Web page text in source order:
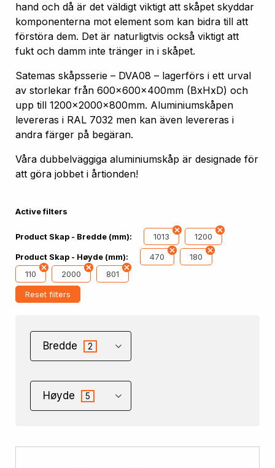
hand och då är det väldigt viktigt att skåpet skyddar
komponenterna mot element som kan bidra till att
förstöra dem. Det är naturligtvis också viktigt att
fukt och damm inte tränger in i skåpet.
Satemas skåpsserie – DVA08 – lagerförs i ett urval
av storlekar från 600x600x400mm (BxHxD) och
upp till 1200x2000x800mm. Aluminiumskåpen
levereras i RAL 7032 men kan även levereras i
andra färger på begäran.
Våra dubbelväggiga aluminiumskåp är designade för
att göra jobbet i årtionden!
Active filters
Product Skap - Bredde (mm): 1013 1200
Product Skap - Høyde (mm): 470
180
110
2000 801
Reset filters
Bredde 2
Høyde 5